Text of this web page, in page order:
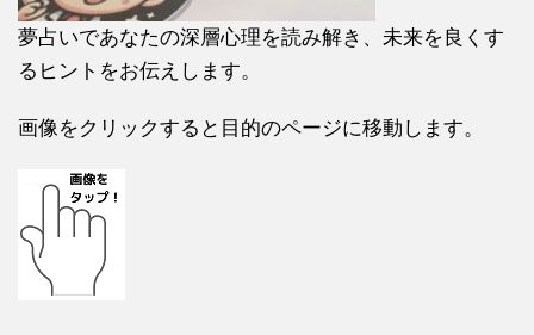
夢占いであなたの深層心理を読み解き、未来を良くす
るヒントをお伝えします。
画像をクリックすると目的のページに移動します。